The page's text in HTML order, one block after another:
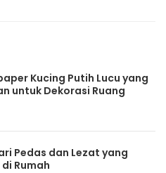
Kucing Putih Lucu yang
untuk Dekorasi Ruang
Pedas dan Lezat yang
Rumah